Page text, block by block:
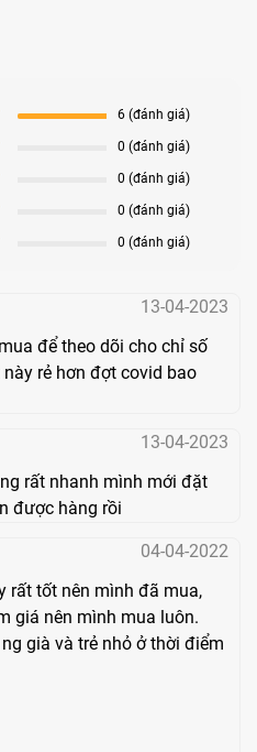
iOM-A6
iOM-A6
OLED
bpm ~ 250 bpm
2 viên pin kiềm 1,5V AAA
đo:
70% ~ 100%
6 (đánh giá)
0 (đánh giá)
0 (đánh giá)
0 (đánh giá)
0 (đánh giá)
13-04-2023
để theo dõi cho chỉ số
rẻ hơn đợt covid bao
13-04-2023
rất nhanh mình mới đặt
được hàng rồi
04-04-2022
rất tốt nên mình đã mua,
giá nên mình mua luôn.
già và trẻ nhỏ ở thời điểm